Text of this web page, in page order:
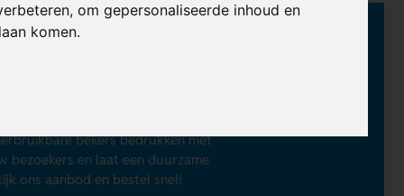
om gepersonaliseerde inhoud en
komen.
Die bestel je al vanaf € 0,30
bekers bedrukken met
en laat een duurzame
ons aanbod en bestel snel!